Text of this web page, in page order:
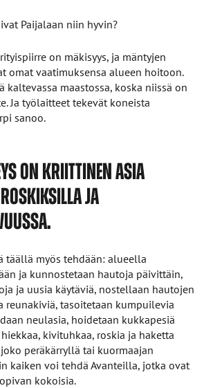
Paijalaan niin hyvin?
on mäkisyys, ja mäntyjen
omat vaatimuksensa alueen hoitoon.
kaltevassa maastossa, koska niissä on
Ja työlaitteet tekevät koneista
sanoo.
ON KRIITTINEN ASIA
JA
täällä myös tehdään: alueella
ja kunnostetaan hautoja päivittäin,
ja uusia käytäviä, nostellaan hautojen
reunakiviä, tasoitetaan kumpuilevia
neulasia, hoidetaan kukkapesiä
kivituhkaa, roskia ja haketta
peräkärryllä tai kuormaajan
kaiken voi tehdä Avanteilla, jotka ovat
kokoisia.